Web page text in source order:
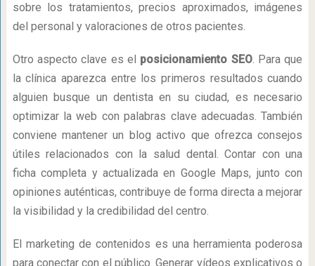
sobre los tratamientos, precios aproximados, imágenes
del personal y valoraciones de otros pacientes.
Otro aspecto clave es el posicionamiento SEO. Para que
la clínica aparezca entre los primeros resultados cuando
alguien busque un dentista en su ciudad, es necesario
optimizar la web con palabras clave adecuadas. También
conviene mantener un blog activo que ofrezca consejos
útiles relacionados con la salud dental. Contar con una
ficha completa y actualizada en Google Maps, junto con
opiniones auténticas, contribuye de forma directa a mejorar
la visibilidad y la credibilidad del centro.
El marketing de contenidos es una herramienta poderosa
para conectar con el público. Generar vídeos explicativos o